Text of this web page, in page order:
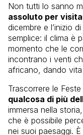
Non tutti lo sanno
assoluto per
dicembre e l’inizio
semplice: il clima è
momento che le
incontrano i venti
africano, dando
Trascorrere le
qualcosa di più
immersa nella
che è possibile
nei suoi paesaggi.